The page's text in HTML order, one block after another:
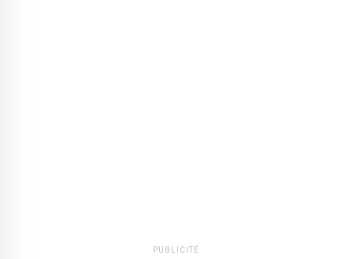
PUBLICITÉ